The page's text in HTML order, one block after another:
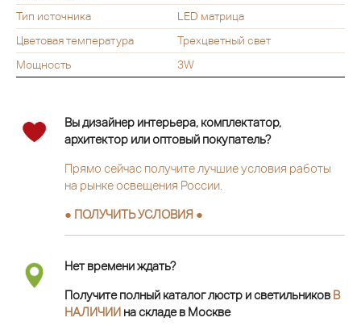
Тип источника
LED матрица
Цветовая температура
Трехцветный свет
Мощность
3W
Вы дизайнер интерьера, комплектатор,
архитектор или оптовый покупатель?
Прямо сейчас получите лучшие условия работы
на рынке освещения России.
● ПОЛУЧИТЬ УСЛОВИЯ ●
Нет времени ждать?
Получите полный каталог люстр и светильников В
НАЛИЧИИ на складе в Москве